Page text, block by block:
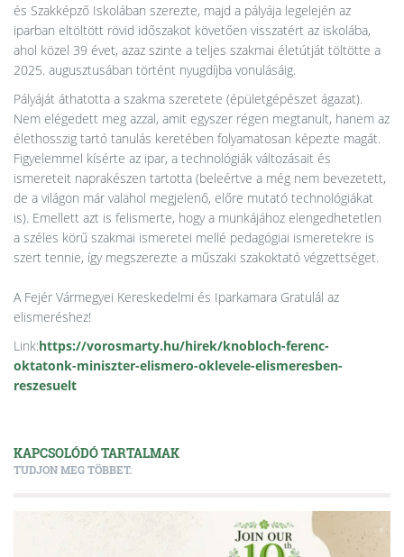
és Szakképző Iskolában szerezte, majd a pályája legelején az
iparban eltöltött rövid időszakot követően visszatért az iskolába,
ahol közel 39 évet, azaz szinte a teljes szakmai életútját töltötte a
2025. augusztusában történt nyugdíjba vonulásáig.
Pályáját áthatotta a szakma szeretete (épületgépészet ágazat).
Nem elégedett meg azzal, amit egyszer régen megtanult, hanem az
élethosszig tartó tanulás keretében folyamatosan képezte magát.
Figyelemmel kísérte az ipar, a technológiák változásait és
ismereteit naprakészen tartotta (beleértve a még nem bevezetett,
de a világon már valahol megjelenő, előre mutató technológiákat
is). Emellett azt is felismerte, hogy a munkájához elengedhetetlen
a széles körű szakmai ismeretei mellé pedagógiai ismeretekre is
szert tennie, így megszerezte a műszaki szakoktató végzettséget.
A Fejér Vármegyei Kereskedelmi és Iparkamara Gratulál az
elismeréshez!
Link:https://vorosmarty.hu/hirek/knobloch-ferenc-
oktatonk-miniszter-elismero-oklevele-elismeresben-
reszesuelt
KAPCSOLÓDÓ TARTALMAK
TUDJON MEG TÖBBET.